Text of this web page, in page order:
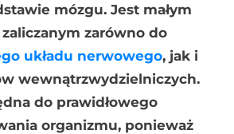
mózgu. Jest małym
zaliczanym zarówno do
układu nerwowego, jak i
wewnątrzwydzielniczych.
do prawidłowego
organizmu, ponieważ